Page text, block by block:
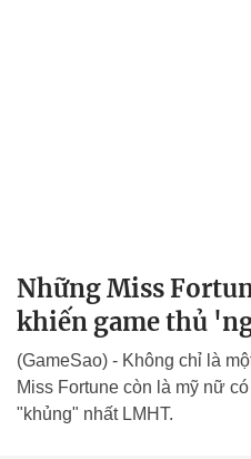
Những Miss
khiến game thủ
(GameSao) - Không chỉ là
Miss Fortune còn là mỹ nữ
"khủng" nhất LMHT.